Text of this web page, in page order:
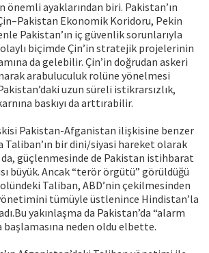
önemli ayaklarından biri. Pakistan’ın
Ekonomik Koridoru, Pekin
Pakistan’ın iç güvenlik sorunlarıyla
biçimde Çin’in stratejik projelerinin
da gelebilir. Çin’in doğrudan askeri
arabuluculuk rolüne yönelmesi
uzun süreli istikrarsızlık,
baskıyı da arttırabilir.
Pakistan-Afganistan ilişkisine benzer
Taliban’ın bir dini/siyasi hareket olarak
da, güçlenmesinde de Pakistan istihbarat
büyük. Ancak “terör örgütü” görüldüğü
Taliban, ABD’nin çekilmesinden
tümüyle üstlenince Hindistan’la
yakınlaşma da Pakistan’da “alarm
neden oldu elbette.